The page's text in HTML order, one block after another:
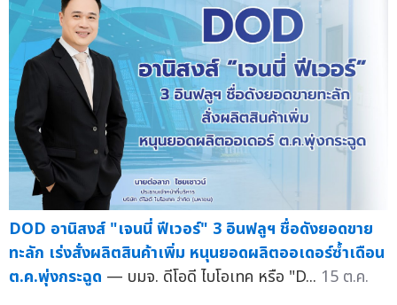
DOD อานิสงส์ "เจนนี่ ฟีเวอร์" 3 อินฟลูฯ ชื่อดังยอดขาย
ทะลัก เร่งสั่งผลิตสินค้าเพิ่ม หนุนยอดผลิตออเดอร์ซ้ำเดือน
ต.ค.พุ่งกระฉูด — บมจ. ดีโอดี ไบโอเทค หรือ "D... 15 ต.ค.